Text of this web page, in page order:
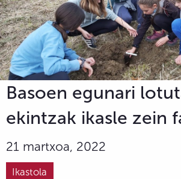
Basoen egunari
ekintzak ikasle zein
21 martxoa, 2022
Ikastola